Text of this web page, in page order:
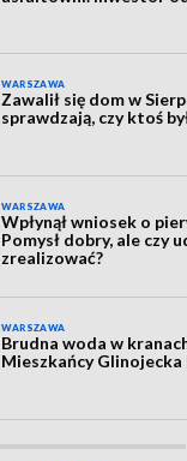
WARSZAWA
Zawalił się dom w
sprawdzają, czy ktoś
WARSZAWA
Wpłynął wniosek o
Pomysł dobry, ale czy
zrealizować?
WARSZAWA
Brudna woda w
Mieszkańcy Glinojecka